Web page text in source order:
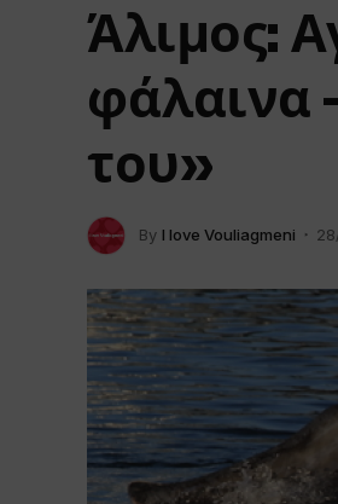
Άλιμος:
φάλαινα
του»
By I love Vouliagmeni